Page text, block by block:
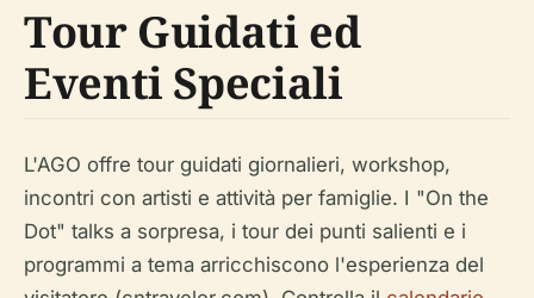
Tour Guidati ed
Eventi Speciali
L'AGO offre tour guidati giornalieri, workshop,
incontri con artisti e attività per famiglie. I "On the
Dot" talks a sorpresa, i tour dei punti salienti e i
programmi a tema arricchiscono l'esperienza del